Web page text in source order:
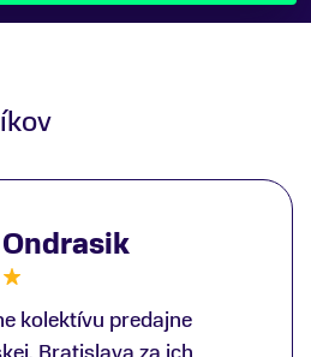
kolektívu predajne